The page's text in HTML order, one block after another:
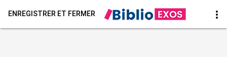
ENREGISTRER ET FERMER more_vert